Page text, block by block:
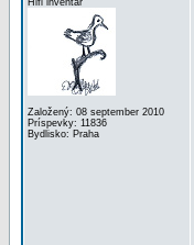
Hifi inventar
Založený: 08 september 2010
Príspevky: 11836
Bydlisko: Praha